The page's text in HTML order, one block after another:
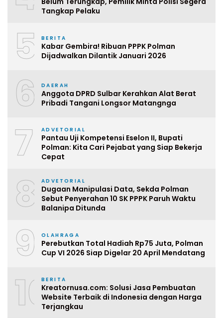
Tangkap Pelaku
5 BERITA
Kabar Gembira! Ribuan PPPK Polman
Dijadwalkan Dilantik Januari 2026
6 DAERAH
Anggota DPRD Sulbar Kerahkan Alat Berat
Pribadi Tangani Longsor Matangnga
7 ADVETORIAL
Pantau Uji Kompetensi Eselon II, Bupati
Polman: Kita Cari Pejabat yang Siap Bekerja
Cepat
8 ADVETORIAL
Dugaan Manipulasi Data, Sekda Polman
Sebut Penyerahan 10 SK PPPK Paruh Waktu
Balanipa Ditunda
9 OLAHRAGA
Perebutkan Total Hadiah Rp75 Juta, Polman
Cup VI 2026 Siap Digelar 20 April Mendatang
10BERITA
Kreatornusa.com: Solusi Jasa Pembuatan
Website Terbaik di Indonesia dengan Harga
Terjangkau